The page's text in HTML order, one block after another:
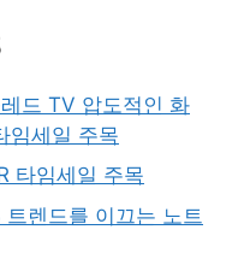
드 TV 압도적인 화
임세일 주목
타임세일 주목
렌드를 이끄는 노트